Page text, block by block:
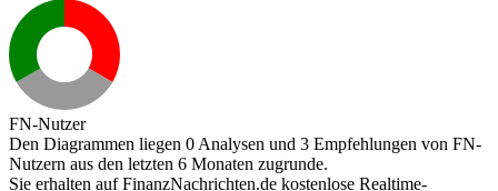
FN-Nutzer
Den Diagrammen liegen 0 Analysen und 3 Empfehlungen von FN-
Nutzern aus den letzten 6 Monaten zugrunde.
Sie erhalten auf FinanzNachrichten.de kostenlose Realtime-